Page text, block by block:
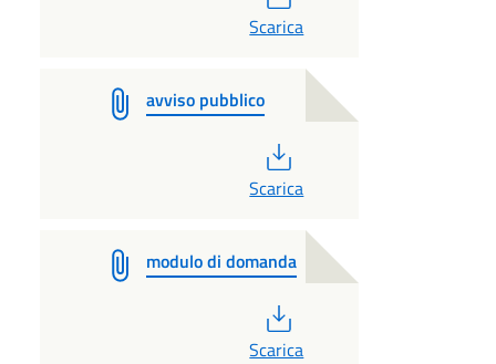
Scarica
avviso pubblico
Scarica
modulo di domanda
Scarica